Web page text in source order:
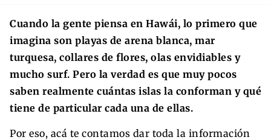
Cuando la gente piensa en Hawái, lo primero que
imagina son playas de arena blanca, mar
turquesa, collares de flores, olas envidiables y
mucho surf. Pero la verdad es que muy pocos
saben realmente cuántas islas la conforman y qué
tiene de particular cada una de ellas.
Por eso, acá te contamos dar toda la información